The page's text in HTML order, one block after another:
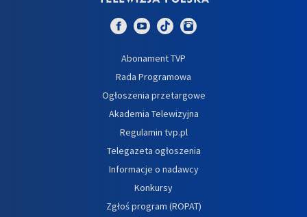
Abonament TVP
Rada Programowa
Ogłoszenia przetargowe
Akademia Telewizyjna
Regulamin tvp.pl
Telegazeta ogłoszenia
Informacje o nadawcy
Konkursy
Zgłoś program (ROPAT)